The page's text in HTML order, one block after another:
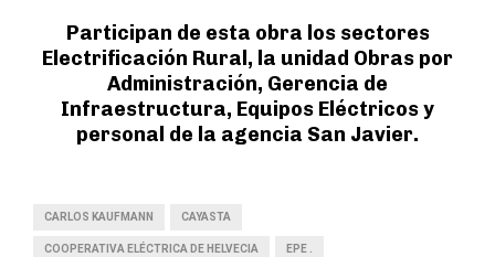
Participan de esta obra los sectores
Electrificación Rural, la unidad Obras por
Administración, Gerencia de
Infraestructura, Equipos Eléctricos y
personal de la agencia San Javier.
CARLOS KAUFMANN CAYASTA
COOPERATIVA ELÉCTRICA DE HELVECIA EPE .